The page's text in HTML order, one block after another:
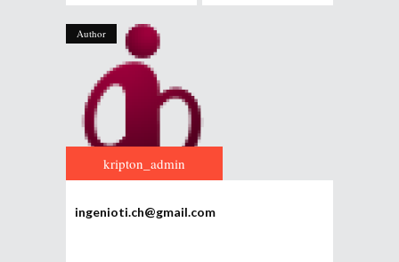
Author
kripton_admin
ingenioti.ch@gmail.com